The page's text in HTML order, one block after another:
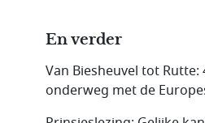
En verder
Van Biesheuvel tot Rutte:
onderweg met de